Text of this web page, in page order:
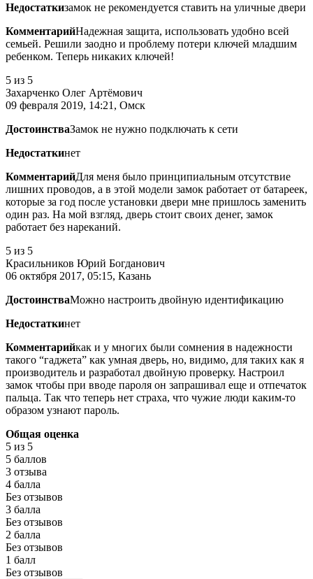
Недостаткизамок не рекомендуется ставить на уличные двери
КомментарийНадежная защита, использовать удобно всей
семьей. Решили заодно и проблему потери ключей младшим
ребенком. Теперь никаких ключей!
5 из 5
Захарченко Олег Артёмович
09 февраля 2019, 14:21, Омск
ДостоинстваЗамок не нужно подключать к сети
Недостаткинет
КомментарийДля меня было принципиальным отсутствие
лишних проводов, а в этой модели замок работает от батареек,
которые за год после установки двери мне пришлось заменить
один раз. На мой взгляд, дверь стоит своих денег, замок
работает без нареканий.
5 из 5
Красильников Юрий Богданович
06 октября 2017, 05:15, Казань
ДостоинстваМожно настроить двойную идентификацию
Недостаткинет
Комментарийкак и у многих были сомнения в надежности
такого “гаджета” как умная дверь, но, видимо, для таких как я
производитель и разработал двойную проверку. Настроил
замок чтобы при вводе пароля он запрашивал еще и отпечаток
пальца. Так что теперь нет страха, что чужие люди каким-то
образом узнают пароль.
Общая оценка
5 из 5
5 баллов
3 отзыва
4 балла
Без отзывов
3 балла
Без отзывов
2 балла
Без отзывов
1 балл
Без отзывов